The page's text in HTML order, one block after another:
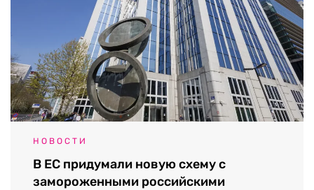
НОВОСТИ
В ЕС придумали новую схему с
замороженными российскими